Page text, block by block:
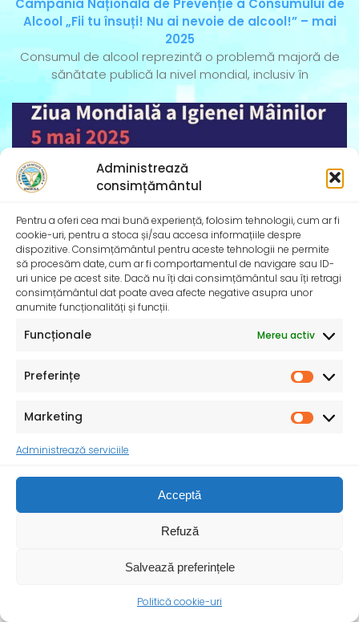
Administrează
consimțământul
Pentru a oferi cea mai bună experiență, folosim tehnologii, cum ar fi
cookie-uri, pentru a stoca și/sau accesa informațiile despre
dispozitive. Consimțământul pentru aceste tehnologii ne permite
să procesăm date, cum ar fi comportamentul de navigare sau ID-
uri unice pe acest site. Dacă nu îți dai consimțământul sau îți retragi
consimțământul dat poate avea afecte negative asupra unor
anumite funcționalități și funcții.
Funcționale Mereu activ
Preferințe
Marketing
Administrează serviciile
Acceptă
Refuză
Salvează preferințele
Politică cookie-uri
Campania Naționala de Prevenție a Consumului de
Alcool „Fii tu însuți! Nu ai nevoie de alcool!” – mai
2025
Consumul de alcool reprezintă o problemă majoră de
sănătate publică la nivel mondial, inclusiv în
Institutul Național de Sănătate Publică și Direcțiile de
Sănătate Publică Județene se alătură și în